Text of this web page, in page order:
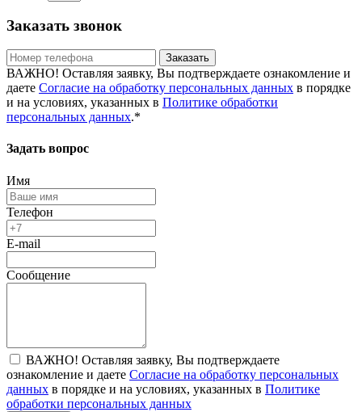
Заказать звонок
Заказать
ВАЖНО! Оставляя заявку, Вы подтверждаете ознакомление и
даете Согласие на обработку персональных данных в порядке
и на условиях, указанных в Политике обработки
персональных данных.*
Задать вопрос
Имя
Телефон
E-mail
Сообщение
ВАЖНО! Оставляя заявку, Вы подтверждаете
ознакомление и даете Согласие на обработку персональных
данных в порядке и на условиях, указанных в Политике
обработки персональных данных